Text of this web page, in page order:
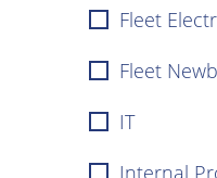
Fleet
Fleet
IT
Internal